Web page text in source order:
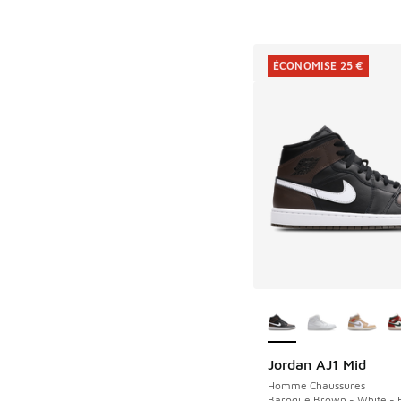
Jordan AJ1 Mid
Homme Chaussures
ÉCONOMISE 25 €
ÉCONOMISE 25 €